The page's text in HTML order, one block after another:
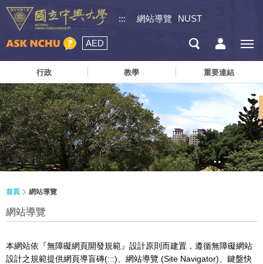
::: 網站導覽 NUST
AED
行政 教學 重要連結
首頁 網站導覽
網站導覽
本網站依『無障礙網頁開發規範』設計原則而建置，遵循無障礙網站
設計之規範提供網頁導盲磚(:::)、網站導覽 (Site Navigator)、鍵盤快